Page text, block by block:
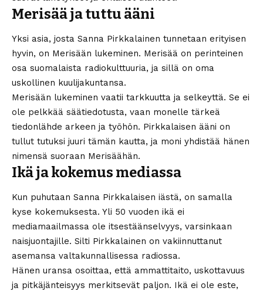
Merisää ja tuttu ääni
Yksi asia, josta Sanna Pirkkalainen tunnetaan erityisen
hyvin, on Merisään lukeminen. Merisää on perinteinen
osa suomalaista radiokulttuuria, ja sillä on oma
uskollinen kuulijakuntansa.
Merisään lukeminen vaatii tarkkuutta ja selkeyttä. Se ei
ole pelkkää säätiedotusta, vaan monelle tärkeä
tiedonlähde arkeen ja työhön. Pirkkalaisen ääni on
tullut tutuksi juuri tämän kautta, ja moni yhdistää hänen
nimensä suoraan Merisäähän.
Ikä ja kokemus mediassa
Kun puhutaan Sanna Pirkkalaisen iästä, on samalla
kyse kokemuksesta. Yli 50 vuoden ikä ei
mediamaailmassa ole itsestäänselvyys, varsinkaan
naisjuontajille. Silti Pirkkalainen on vakiinnuttanut
asemansa valtakunnallisessa radiossa.
Hänen uransa osoittaa, että ammattitaito, uskottavuus
ja pitkäjänteisyys merkitsevät paljon. Ikä ei ole este,